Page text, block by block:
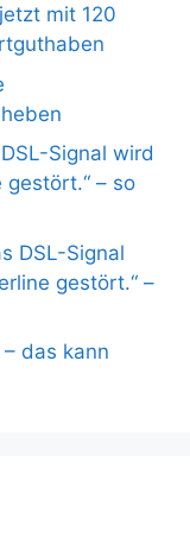
mit 120
Signal wird
– so
DSL-Signal
gestört.“ –
– das kann